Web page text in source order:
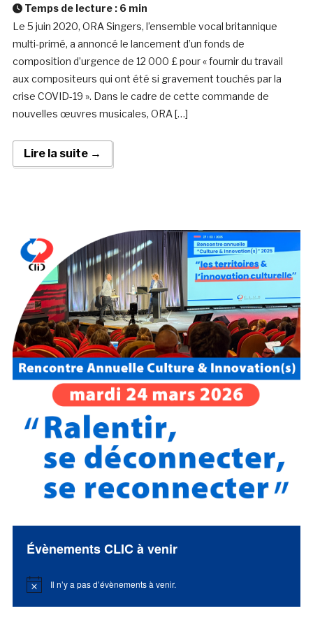
Temps de lecture : 6 min
Le 5 juin 2020, ORA Singers, l’ensemble vocal britannique
multi-primé, a annoncé le lancement d’un fonds de
composition d’urgence de 12 000 £ pour « fournir du travail
aux compositeurs qui ont été si gravement touchés par la
crise COVID-19 ». Dans le cadre de cette commande de
nouvelles œuvres musicales, ORA […]
Lire la suite →
Évènements CLIC à venir
Notice Il n’y a pas d’évènements à venir.